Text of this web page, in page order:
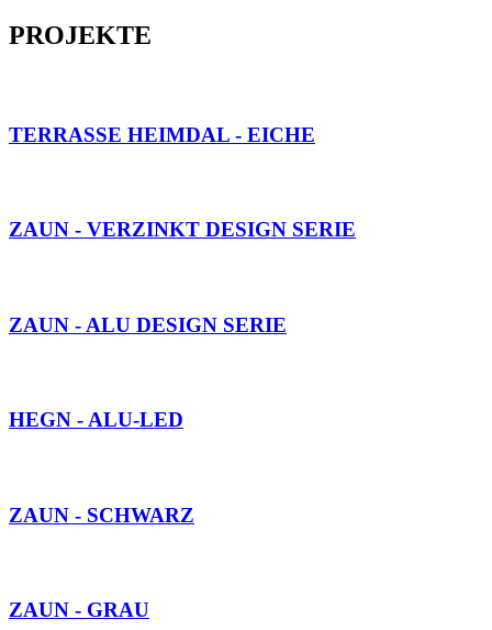
PROJEKTE
TERRASSE HEIMDAL - EICHE
ZAUN - VERZINKT DESIGN SERIE
ZAUN - ALU DESIGN SERIE
HEGN - ALU-LED
ZAUN - SCHWARZ
ZAUN - GRAU